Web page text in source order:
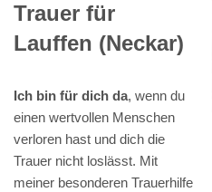
Trauer für
Lauffen (Neckar)
Ich bin für dich da, wenn du
einen wertvollen Menschen
verloren hast und dich die
Trauer nicht loslässt. Mit
meiner besonderen Trauerhilfe